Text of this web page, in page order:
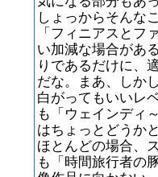
しょっからそんな
「フィニアスとフ
い加減な場合があ
りであるだけに、
だな。まあ、しか
白がってもいいレ
も「ウェインディ
はちょっとどうか
ほとんどの場合、
も「時間旅行者の